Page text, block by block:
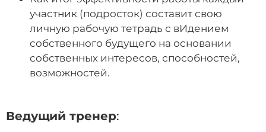
участник (подросток) составит свою
личную рабочую тетрадь с вИдением
собственного будущего на основании
собственных интересов, способностей,
возможностей.
Ведущий тренер: